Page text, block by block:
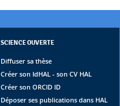
SCIENCE OUVERTE
Diffuser sa thèse
Créer son IdHAL - son CV HAL
Créer son ORCID ID
Déposer ses publications dans HAL